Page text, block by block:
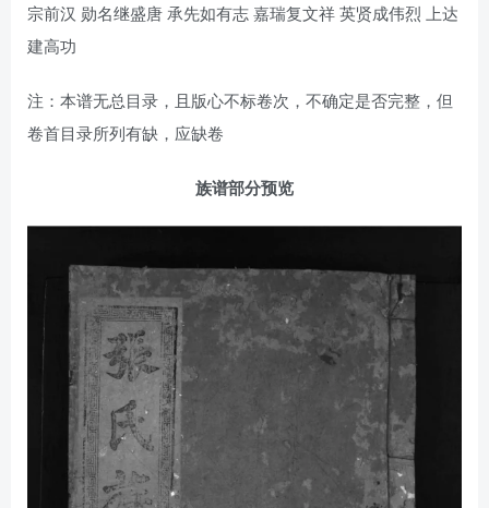
宗前汉 勋名继盛唐 承先如有志 嘉瑞复文祥 英贤成伟烈 上达
建高功
注：本谱无总目录，且版心不标卷次，不确定是否完整，但
卷首目录所列有缺，应缺卷
族谱部分预览